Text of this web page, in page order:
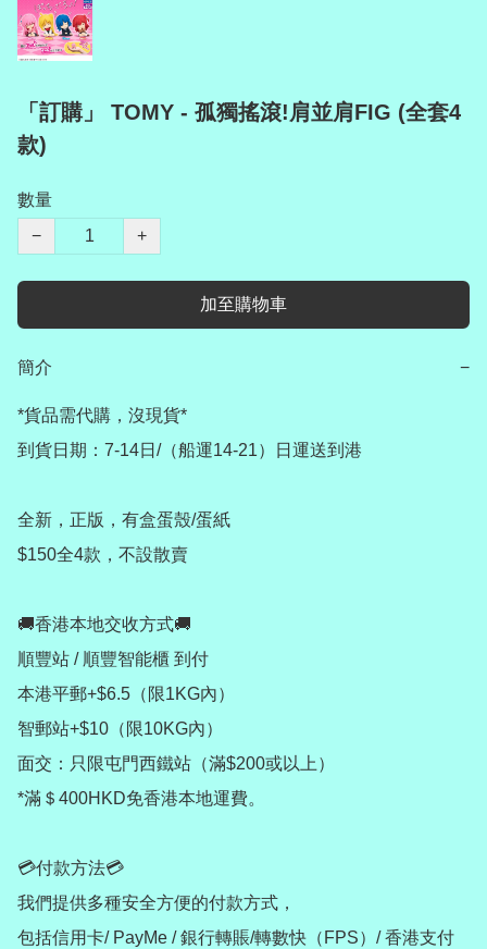
「訂購」 TOMY - 孤獨搖滾!肩並肩FIG (全套4
款)
數量
−
+
加至購物車
簡介 −
*貨品需代購，沒現貨*
到貨日期：7-14日/（船運14-21）日運送到港
全新，正版，有盒蛋殼/蛋紙
$150全4款，不設散賣
🚚香港本地交收方式🚚
順豐站 / 順豐智能櫃 到付
本港平郵+$6.5（限1KG內）
智郵站+$10（限10KG內）
面交：只限屯門西鐵站（滿$200或以上）
*滿＄400HKD免香港本地運費。
💳付款方法💳
我們提供多種安全方便的付款方式，
包括信用卡/ PayMe / 銀行轉賬/轉數快（FPS）/ 香港支付